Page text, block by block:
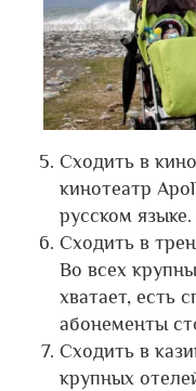
Сходить в
кинотеатр
русском языке.
Сходить в
Во всех
хватает, есть
абонементы
Сходить в
крупных